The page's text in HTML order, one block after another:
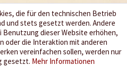
Ihr Leben
die für den technischen Betrieb
und stets gesetzt werden. Andere
Benutzung dieser Website erhöhen,
oder die Interaktion mit anderen
vereinfachen sollen, werden nur
gesetzt. Mehr Informationen